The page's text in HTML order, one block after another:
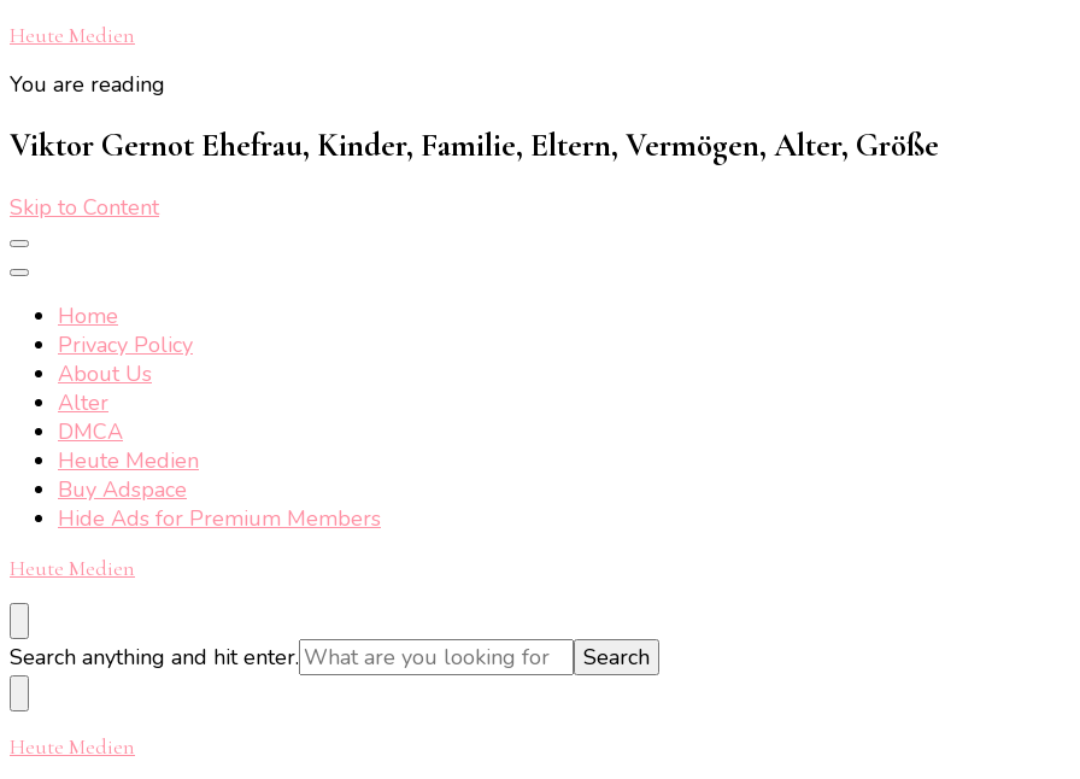
Heute Medien
You are reading
Viktor Gernot Ehefrau, Kinder, Familie, Eltern, Vermögen, Alter, Größe
Skip to Content
Home
Privacy Policy
About Us
Alter
DMCA
Heute Medien
Buy Adspace
Hide Ads for Premium Members
Heute Medien
Looking
for
Something?
Search anything and hit enter.
Heute Medien